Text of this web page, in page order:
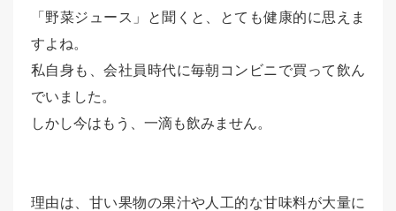
「野菜ジュース」と聞くと、とても健康的に思えま
すよね。
私自身も、会社員時代に毎朝コンビニで買って飲ん
でいました。
しかし今はもう、一滴も飲みません。
理由は、甘い果物の果汁や人工的な甘味料が大量に